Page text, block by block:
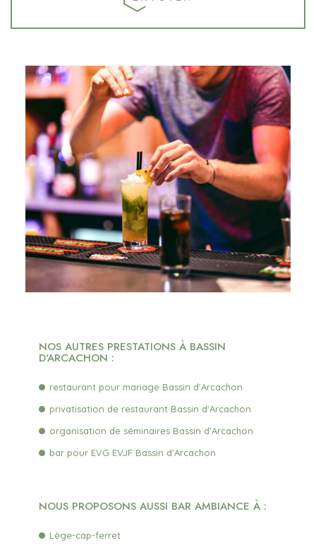
NOS AUTRES PRESTATIONS À BASSIN
D'ARCACHON :
restaurant pour mariage Bassin d'Arcachon
privatisation de restaurant Bassin d'Arcachon
organisation de séminaires Bassin d'Arcachon
bar pour EVG EVJF Bassin d'Arcachon
NOUS PROPOSONS AUSSI BAR AMBIANCE À :
Lège-cap-ferret